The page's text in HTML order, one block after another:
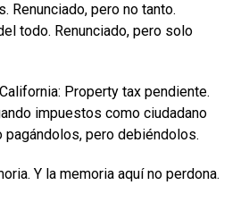
Renunciado, pero no tanto.
todo. Renunciado, pero solo
Property tax pendiente.
impuestos como ciudadano
pagándolos, pero debiéndolos.
Y la memoria aquí no perdona.